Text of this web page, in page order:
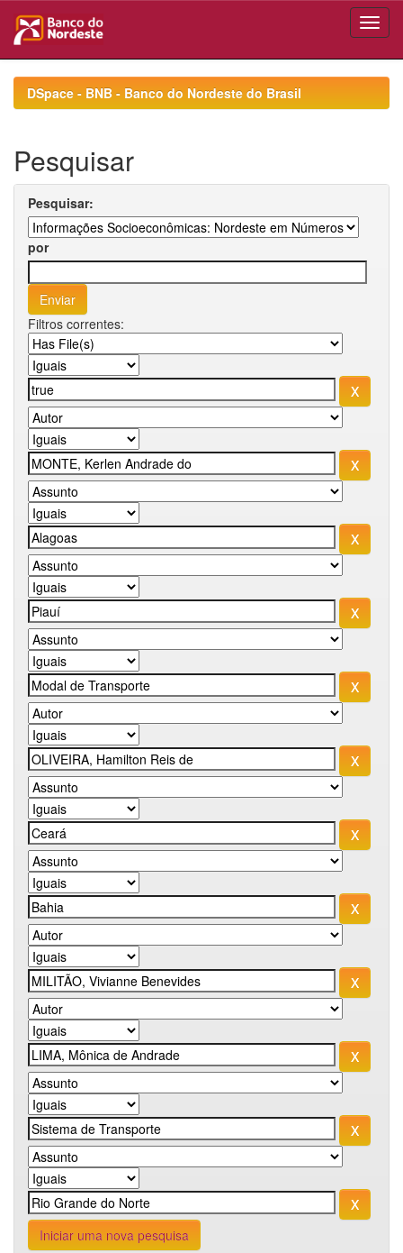
navigationDSpace - BNB - Banco do Nordeste do Brasil
Pesquisar
Pesquisar:
por
Filtros correntes:
Iniciar uma nova pesquisa